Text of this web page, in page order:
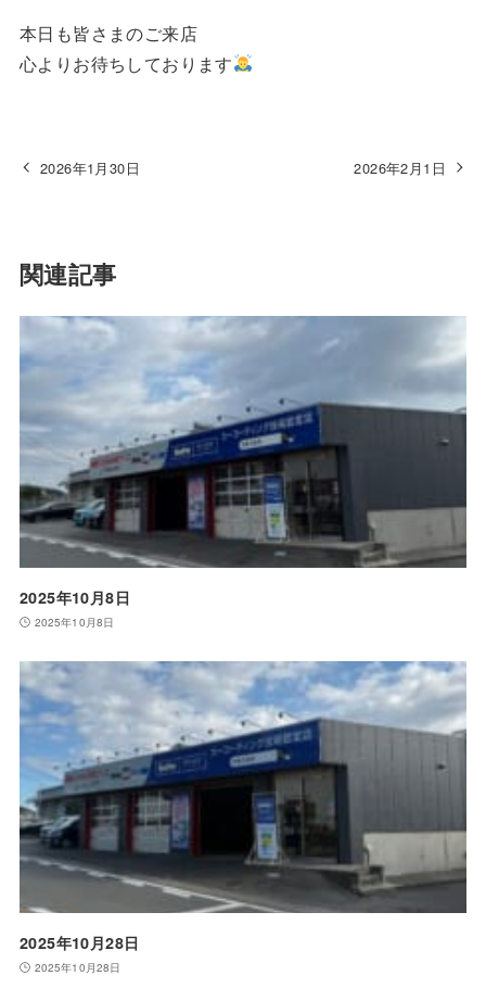
本日も皆さまのご来店
心よりお待ちしております
2026年1月30日 2026年2月1日
関連記事
2025年10月8日
2025年10月8日
2025年10月28日
2025年10月28日